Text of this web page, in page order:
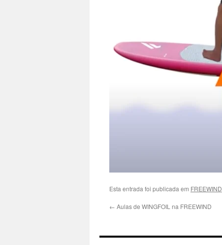
Esta entrada foi publicada em FREEWIND
← Aulas de WINGFOIL na FREEWIND